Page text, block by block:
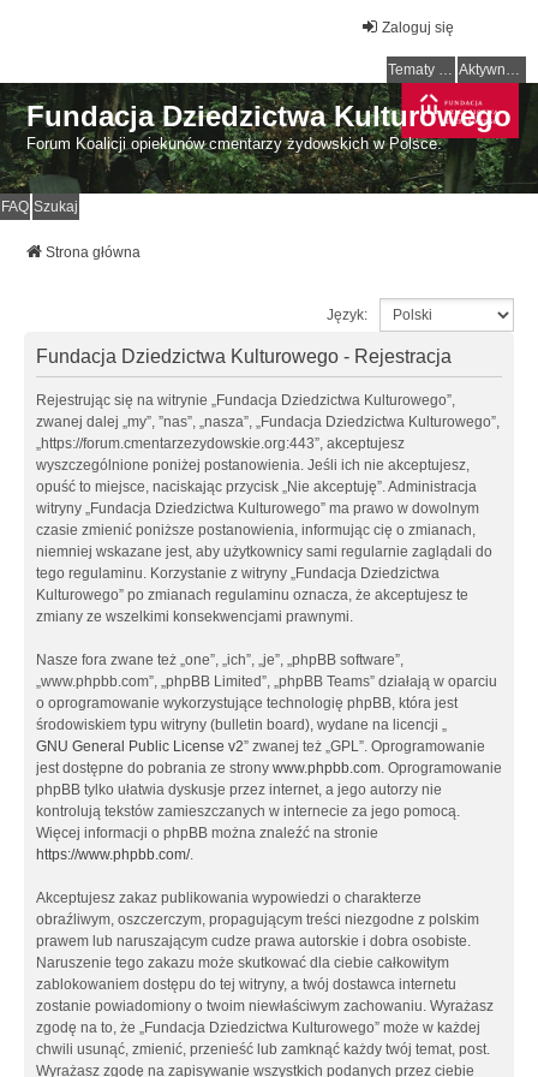
Zaloguj się
Tematy bez odpowiedzi Aktywne tematy
Fundacja Dziedzictwa Kulturowego
Forum Koalicji opiekunów cmentarzy żydowskich w Polsce.
FAQ Szukaj
Strona główna
Język:
Fundacja Dziedzictwa Kulturowego - Rejestracja
Rejestrując się na witrynie „Fundacja Dziedzictwa Kulturowego”,
zwanej dalej „my”, ”nas”, „nasza”, „Fundacja Dziedzictwa Kulturowego”,
„https://forum.cmentarzezydowskie.org:443”, akceptujesz
wyszczególnione poniżej postanowienia. Jeśli ich nie akceptujesz,
opuść to miejsce, naciskając przycisk „Nie akceptuję”. Administracja
witryny „Fundacja Dziedzictwa Kulturowego” ma prawo w dowolnym
czasie zmienić poniższe postanowienia, informując cię o zmianach,
niemniej wskazane jest, aby użytkownicy sami regularnie zaglądali do
tego regulaminu. Korzystanie z witryny „Fundacja Dziedzictwa
Kulturowego” po zmianach regulaminu oznacza, że akceptujesz te
zmiany ze wszelkimi konsekwencjami prawnymi.
Nasze fora zwane też „one”, „ich”, „je”, „phpBB software”,
„www.phpbb.com”, „phpBB Limited”, „phpBB Teams” działają w oparciu
o oprogramowanie wykorzystujące technologię phpBB, która jest
środowiskiem typu witryny (bulletin board), wydane na licencji „
GNU General Public License v2” zwanej też „GPL”. Oprogramowanie
jest dostępne do pobrania ze strony www.phpbb.com. Oprogramowanie
phpBB tylko ułatwia dyskusje przez internet, a jego autorzy nie
kontrolują tekstów zamieszczanych w internecie za jego pomocą.
Więcej informacji o phpBB można znaleźć na stronie
https://www.phpbb.com/.
Akceptujesz zakaz publikowania wypowiedzi o charakterze
obraźliwym, oszczerczym, propagującym treści niezgodne z polskim
prawem lub naruszającym cudze prawa autorskie i dobra osobiste.
Naruszenie tego zakazu może skutkować dla ciebie całkowitym
zablokowaniem dostępu do tej witryny, a twój dostawca internetu
zostanie powiadomiony o twoim niewłaściwym zachowaniu. Wyrażasz
zgodę na to, że „Fundacja Dziedzictwa Kulturowego” może w każdej
chwili usunąć, zmienić, przenieść lub zamknąć każdy twój temat, post.
Wyrażasz zgodę na zapisywanie wszystkich podanych przez ciebie